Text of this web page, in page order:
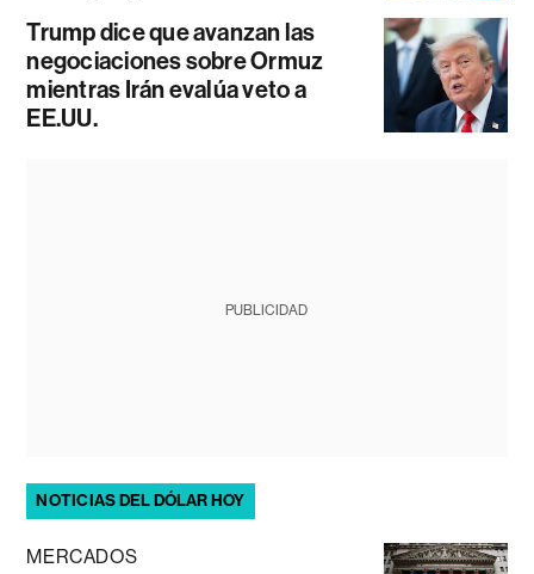
Trump dice que avanzan las
negociaciones sobre Ormuz
mientras Irán evalúa veto a
EE.UU.
PUBLICIDAD
NOTICIAS DEL DÓLAR HOY
MERCADOS